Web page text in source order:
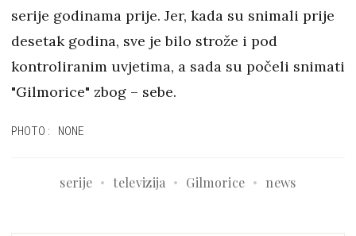
serije godinama prije. Jer, kada su snimali prije
desetak godina, sve je bilo strože i pod
kontroliranim uvjetima, a sada su počeli snimati
"Gilmorice" zbog – sebe.
PHOTO: NONE
serije televizija Gilmorice news